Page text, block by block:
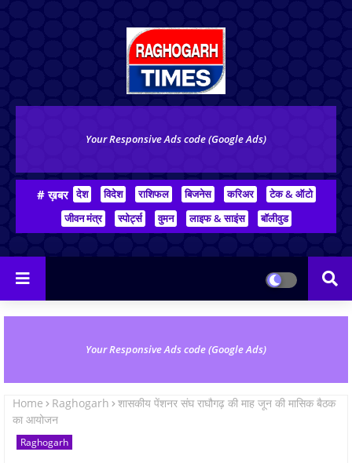
Your Responsive Ads code (Google Ads)
# ख़बर देश विदेश राशिफल बिजनेस करिअर
टेक & ऑटो
जीवन मंत्र
स्पोर्ट्स वुमन लाइफ & साइंस बॉलीवुड
Your Responsive Ads code (Google Ads)
Home Raghogarh
शासकीय पेंशनर संघ राघौगढ़ की माह जून की मासिक बैठक
का आयोजन
Raghogarh